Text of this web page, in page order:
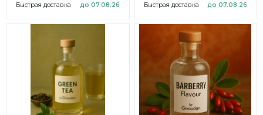
Быстрая доставка до 07.08.26 Быстрая доставка до 07.08.26